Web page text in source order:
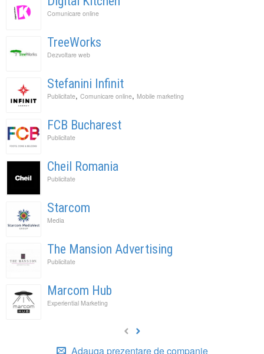
Comunicare online
TreeWorks
Dezvoltare web
Stefanini Infinit
Publicitate, Comunicare online, Mobile marketing
FCB Bucharest
Publicitate
Cheil Romania
Publicitate
Starcom
Media
The Mansion Advertising
Publicitate
Marcom Hub
Experiential Marketing
Adauga prezentare de companie